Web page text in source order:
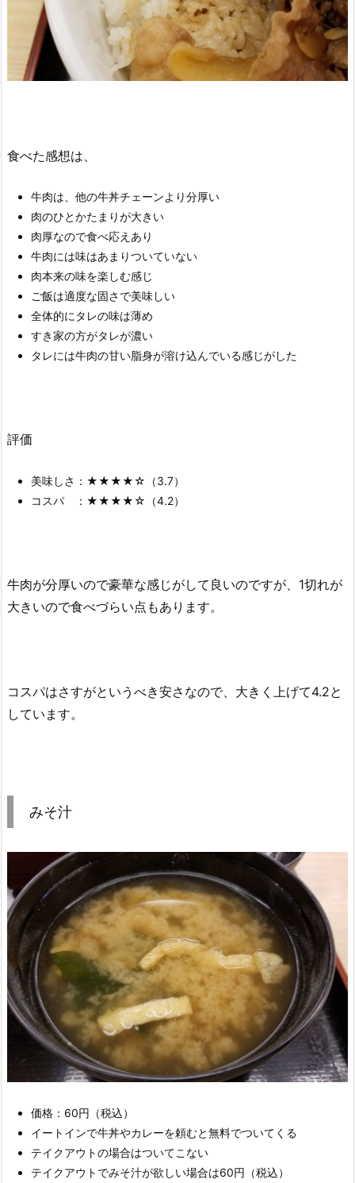
食べた感想は、
牛肉は、他の牛丼チェーンより分厚い
肉のひとかたまりが大きい
肉厚なので食べ応えあり
牛肉には味はあまりついていない
肉本来の味を楽しむ感じ
ご飯は適度な固さで美味しい
全体的にタレの味は薄め
すき家の方がタレが濃い
タレには牛肉の甘い脂身が溶け込んでいる感じがした
評価
美味しさ：★★★★☆（3.7）
コスパ ：★★★★☆（4.2）
牛肉が分厚いので豪華な感じがして良いのですが、1切れが
大きいので食べづらい点もあります。
コスパはさすがというべき安さなので、大きく上げて4.2と
しています。
みそ汁
価格：60円（税込）
イートインで牛丼やカレーを頼むと無料でついてくる
テイクアウトの場合はついてこない
テイクアウトでみそ汁が欲しい場合は60円（税込）